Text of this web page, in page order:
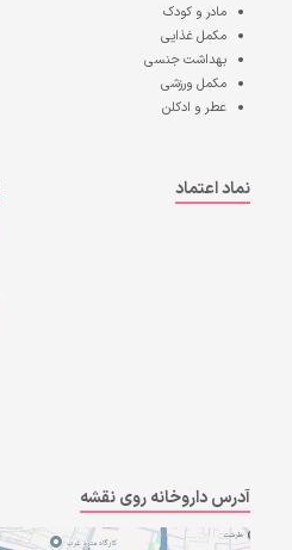
مادر و کودک
مکمل غذایی
بهداشت جنسی
مکمل ورزشی
عطر و ادکلن
نماد اعتماد
آدرس داروخانه روی نقشه